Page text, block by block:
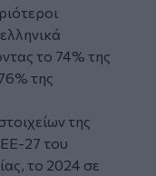
το 74% της
της
της
ΕΕ-27 του
το 2024 σε